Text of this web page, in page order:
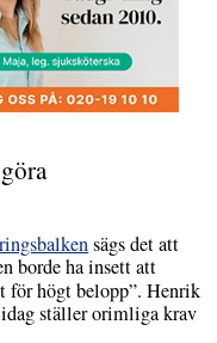
sägs det att
borde ha insett att
för högt belopp”. Henrik
idag ställer orimliga krav